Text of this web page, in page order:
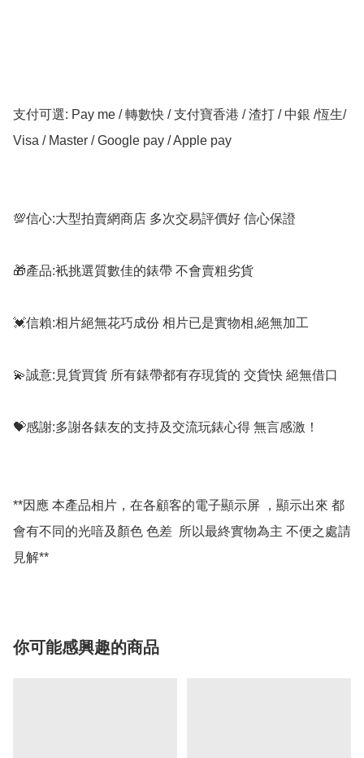
支付可選: Pay me / 轉數快 / 支付寶香港 / 渣打 / 中銀 /恆生/
Visa / Master / Google pay / Apple pay
💯信心:大型拍賣網商店 多次交易評價好 信心保證
🎁產品:衹挑選質數佳的錶帶 不會賣粗劣貨
💓信賴:相片絕無花巧成份 相片已是實物相,絕無加工
💫誠意:見貨買貨 所有錶帶都有存現貨的 交貨快 絕無借口
💝感謝:多謝各錶友的支持及交流玩錶心得 無言感激！
**因應 本產品相片，在各顧客的電子顯示屏 ，顯示出來 都
會有不同的光喑及顏色 色差  所以最終實物為主 不便之處請
你可能感興趣的商品